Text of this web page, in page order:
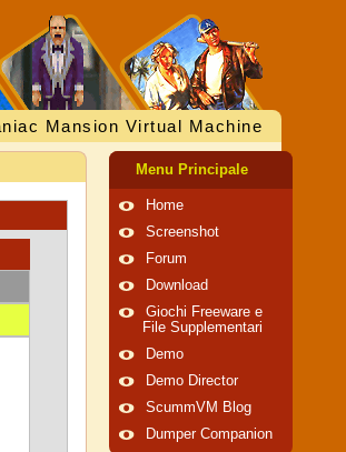
Mansion Virtual Machine
Menu Principale
Home
Screenshot
Forum
Download
Giochi Freeware e
File Supplementari
Demo
Demo Director
ScummVM Blog
Dumper Companion